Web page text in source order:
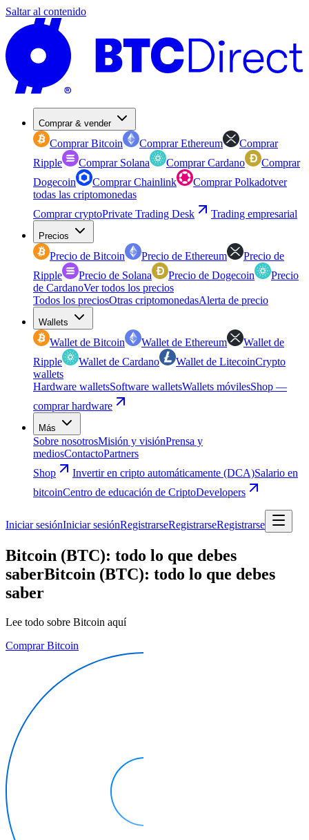
Saltar al contenido
Comprar & vender
Comprar Bitcoin Comprar Ethereum
Comprar
Ripple
Comprar Solana Comprar Cardano
Comprar
Dogecoin
Comprar Chainlink Comprar Polkadotver
todas las criptomonedas
Comprar cryptoPrivate Trading Desk Trading empresarial
Precios
Precio de Bitcoin Precio de Ethereum
Precio de
Ripple
Precio de Solana Precio de Dogecoin
Precio
de CardanoVer todos los precios
Todos los preciosOtras criptomonedasAlerta de precio
Wallets
Wallet de Bitcoin Wallet de Ethereum
Wallet de
Ripple
Wallet de Cardano Wallet de LitecoinCrypto
wallets
Hardware walletsSoftware walletsWallets móvilesShop —
comprar hardware
Más
Sobre nosotrosMisión y visiónPrensa y
mediosContactoPartners
Shop
Invertir en cripto automáticamente (DCA)Salario en
bitcoinCentro de educación de CriptoDevelopers
Iniciar sesiónIniciar sesiónRegistrarseRegistrarseRegistrarse
Bitcoin (BTC): todo lo que debes
saberBitcoin (BTC): todo lo que debes
saber
Lee todo sobre Bitcoin aquí
Comprar Bitcoin